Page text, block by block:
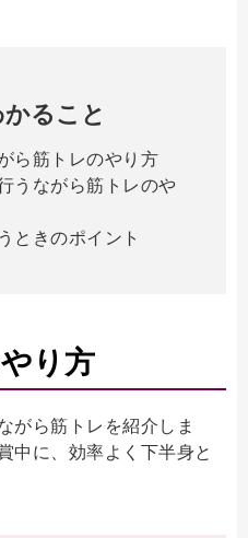
ること
ら筋トレのやり方
うながら筋トレのや
ときのポイント
り方
がら筋トレを紹介しま
中に、効率よく下半身と